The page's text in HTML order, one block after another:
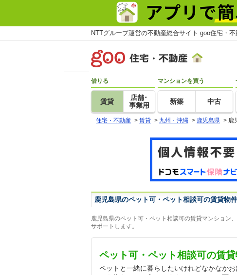
NTTグループ運営の不動産総合サイト goo住宅・不
借りる
賃貸
店舗･
事業用
マンションを買う
新築 中古
住宅・不動産 > 賃貸 > 九州・沖縄 > 鹿児島県 > 鹿
鹿児島県のペット可・ペット相談可の賃貸物
鹿児島県のペット可・ペット相談可の賃貸マンション
サポートします。
ペット可・ペット相談可の賃
ペットと一緒に暮らしたいけれどなかなか